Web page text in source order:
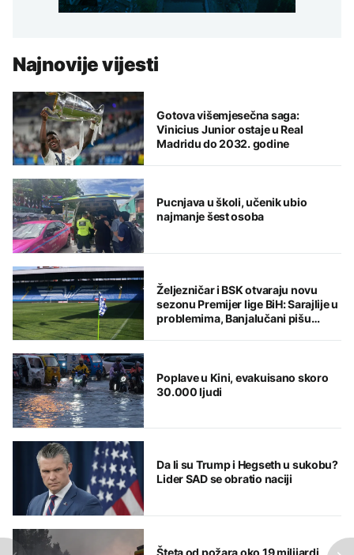
Najnovije vijesti
Gotova višemjesečna saga:
Vinicius Junior ostaje u Real
Madridu do 2032. godine
Pucnjava u školi, učenik ubio
najmanje šest osoba
Željezničar i BSK otvaraju novu
sezonu Premijer lige BiH: Sarajlije u
problemima, Banjalučani pišu
Poplave u Kini, evakuisano skoro
30.000 ljudi
Da li su Trump i Hegseth u sukobu?
Lider SAD se obratio naciji
Šteta od požara oko 19 milijardi